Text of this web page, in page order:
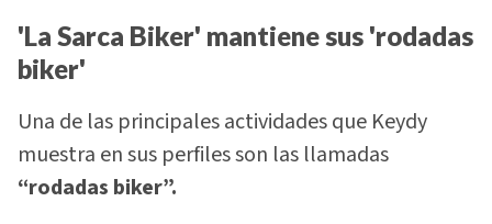
'La Sarca Biker' mantiene sus 'rodadas
biker'
Una de las principales actividades que Keydy
muestra en sus perfiles son las llamadas
“rodadas biker”.